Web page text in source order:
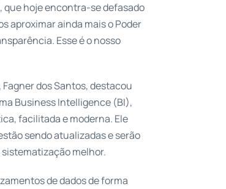
que hoje encontra-se defasado
aproximar ainda mais o Poder
Esse é o nosso
dos Santos, destacou
Business Intelligence (BI),
facilitada e moderna. Ele
sendo atualizadas e serão
melhor.
de dados de forma